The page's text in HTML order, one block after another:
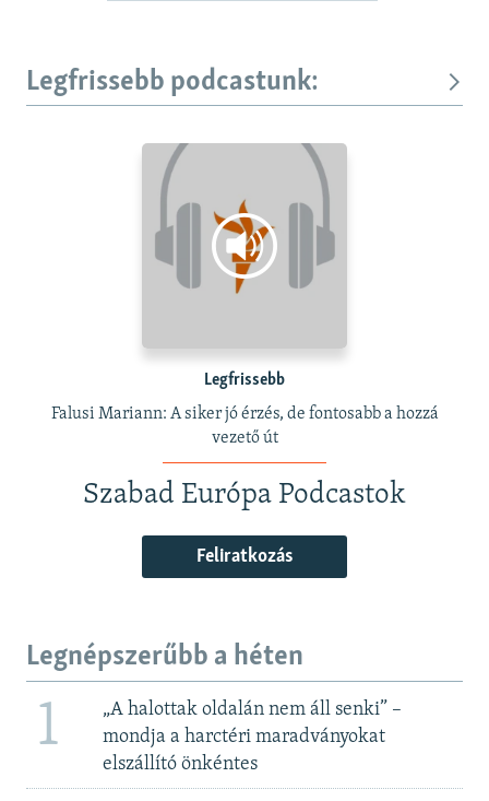
Legfrissebb podcastunk:
Legfrissebb
Falusi Mariann: A siker jó érzés, de fontosabb a hozzá
vezető út
Szabad Európa Podcastok
Feliratkozás
Legnépszerűbb a héten
1
„A halottak oldalán nem áll senki” –
mondja a harctéri maradványokat
elszállító önkéntes